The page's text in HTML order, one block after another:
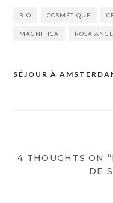
BIO COSMÉTIQUE
MAGNIFICA ROSA
Navigation
SÉJOUR À
4 THOUGHTS ON
DE